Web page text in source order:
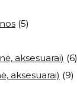
(5)
aksesuarai) (6)
aksesuarai) (9)